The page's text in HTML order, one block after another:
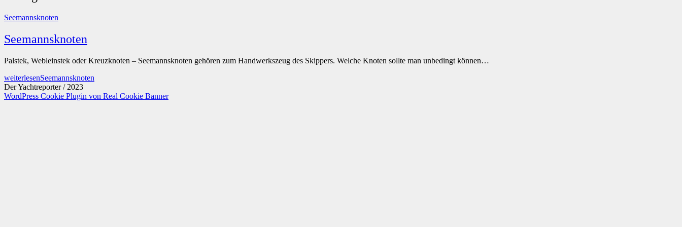
Seemannsknoten
Seemannsknoten
Palstek, Webleinstek oder Kreuzknoten – Seemannsknoten gehören zum Handwerkszeug des Skippers. Welche Knoten sollte man unbedingt können…
weiterlesenSeemannsknoten
Der Yachtreporter / 2023
WordPress Cookie Plugin von Real Cookie Banner